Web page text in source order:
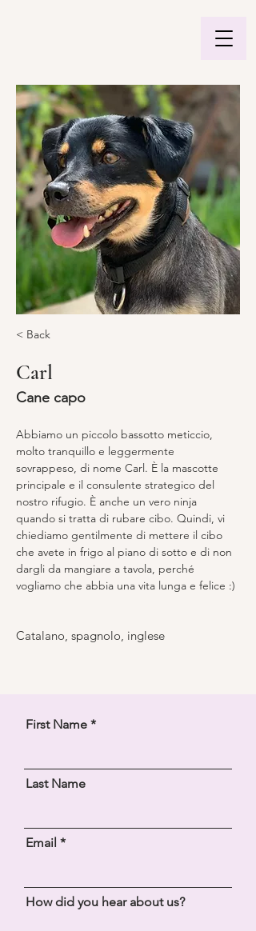
< Back
Carl
Cane capo
Abbiamo un piccolo bassotto meticcio,
molto tranquillo e leggermente
sovrappeso, di nome Carl. È la mascotte
principale e il consulente strategico del
nostro rifugio. È anche un vero ninja
quando si tratta di rubare cibo. Quindi, vi
chiediamo gentilmente di mettere il cibo
che avete in frigo al piano di sotto e di non
dargli da mangiare a tavola, perché
vogliamo che abbia una vita lunga e felice :)
Catalano, spagnolo, inglese
First Name
Last Name
Email
How did you hear about us?